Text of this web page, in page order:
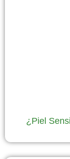
¿Piel